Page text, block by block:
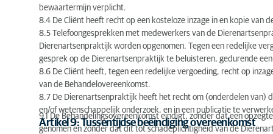
bewaartermijn verplicht.
8.4 De Cliënt heeft recht op een kosteloze inzage in en kopie van
8.5 Telefoongesprekken met medewerkers van de
Dierenartsenpraktijk worden opgenomen. Tegen een redelijke
gesprek op de Dierenartsenpraktijk te beluisteren, gedurende
8.6 De Cliënt heeft, tegen een redelijke vergoeding, recht op
van de Behandelovereenkomst.
8.7 De Dierenartsenpraktijk heeft het recht om (onderdelen van)
en/of wetenschappelijk onderzoek, en in een publicatie te
Artikel 9: Tussentijdse beëindiging overeenkomst
9.1 De Behandelingsovereenkomst eindigt, zonder dat een
genomen en zonder dat dit tot schadeplichtigheid van de